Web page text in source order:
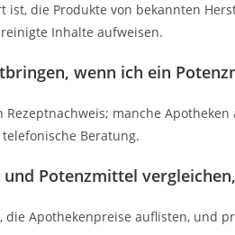
ist, die Produkte von bekannten
Inhalte aufweisen.
wenn ich ein
manche
Beratung.
Potenzmittel
die Apothekenpreise auflisten, und